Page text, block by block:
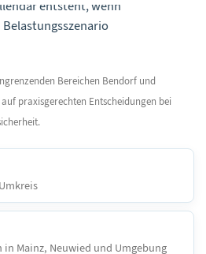
entsteht, wenn
Bereichen Bendorf und
praxisgerechten Entscheidungen bei
Mainz, Neuwied und Umgebung